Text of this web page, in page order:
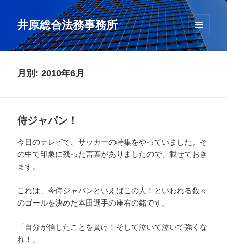
井原総合法務事務所
メニュ
ーとウ
月別: 2010年6月
侍ジャパン！
今日のテレビで、サッカーの特集をやっていました。そ
の中で印象に残った言葉がありましたので、載せておき
ます。
これは、今侍ジャパンといえばこの人！といわれる数々
のゴールを決めた本田選手の座右の銘です。
「自分が信じたことを貫け！そして泣いて泣いて強くな
れ！」